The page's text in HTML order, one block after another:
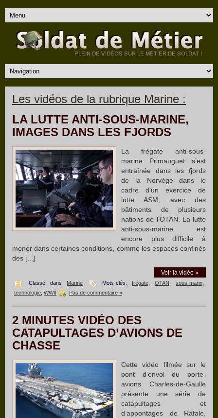
Les vidéos de la rubrique Marine :
LA LUTTE ANTI-SOUS-MARINE,
IMAGES DANS LES FJORDS
La frégate anti-sous-
marine Primauguet s’est
entraînée dans les fjords
de la Norvège dans le
cadre d’un exercice de
lutte ASM, avec des
bâtiments de plusieurs
nations de l’OTAN. La lutte
anti-sous-marine est
encore plus difficile à
mener dans certaines conditions, comme les espaces confinés
des [...]
Voir la vidéo »
Classé dans Marine Mots-clés: frégate OTAN sous-marin
technologie WWII Pas de commentaire »
2 MINUTES VIDÉO DES
CATAPULTAGES D’AVIONS DE
CHASSE
Cette vidéo filmée sur le
pont d’envol du porte-
avions Charles-de-Gaulle
présente une série de
catapultages et
d’appontages de Rafale,